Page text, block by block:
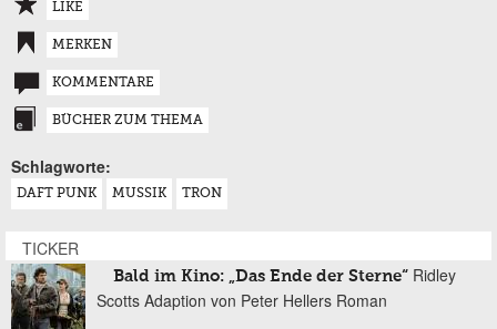
LIKE
MERKEN
KOMMENTARE
BÜCHER ZUM THEMA
Schlagworte:
DAFT PUNK MUSSIK TRON
TICKER
Bald im Kino: „Das Ende der Sterne“ Ridley
Scotts Adaption von Peter Hellers Roman